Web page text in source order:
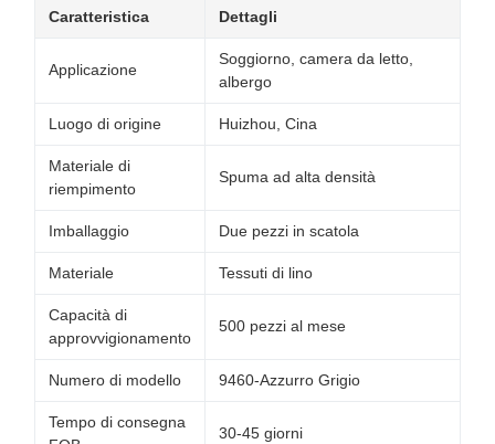
Caratteristica Dettagli
Applicazione
Soggiorno, camera da letto,
albergo
Luogo di origine Huizhou, Cina
Materiale di
riempimento
Spuma ad alta densità
Imballaggio Due pezzi in scatola
Materiale Tessuti di lino
Capacità di
approvvigionamento
500 pezzi al mese
Numero di modello 9460-Azzurro Grigio
Tempo di consegna
30-45 giorni